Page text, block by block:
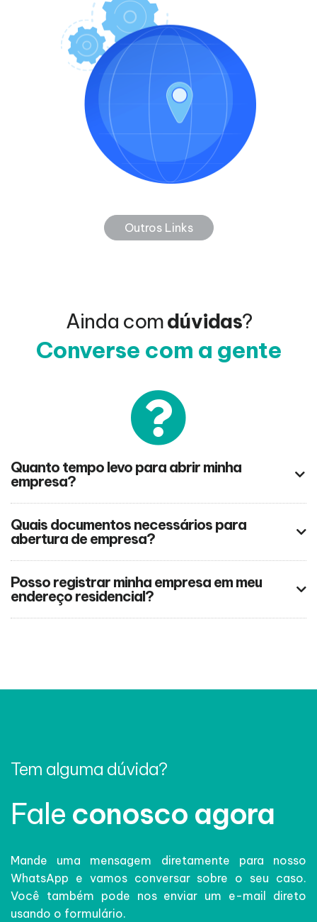
Outros Links
Ainda comdúvidas?
Converse com a gente
Quanto tempo levo para abrir minha
empresa?
Quais documentos necessários para
abertura de empresa?
Posso registrar minha empresa em meu
endereço residencial?
Tem alguma dúvida?
Fale conosco agora
Mande uma mensagem diretamente para nosso
WhatsApp e vamos conversar sobre o seu caso.
Você também pode nos enviar um e-mail direto
usando o formulário.